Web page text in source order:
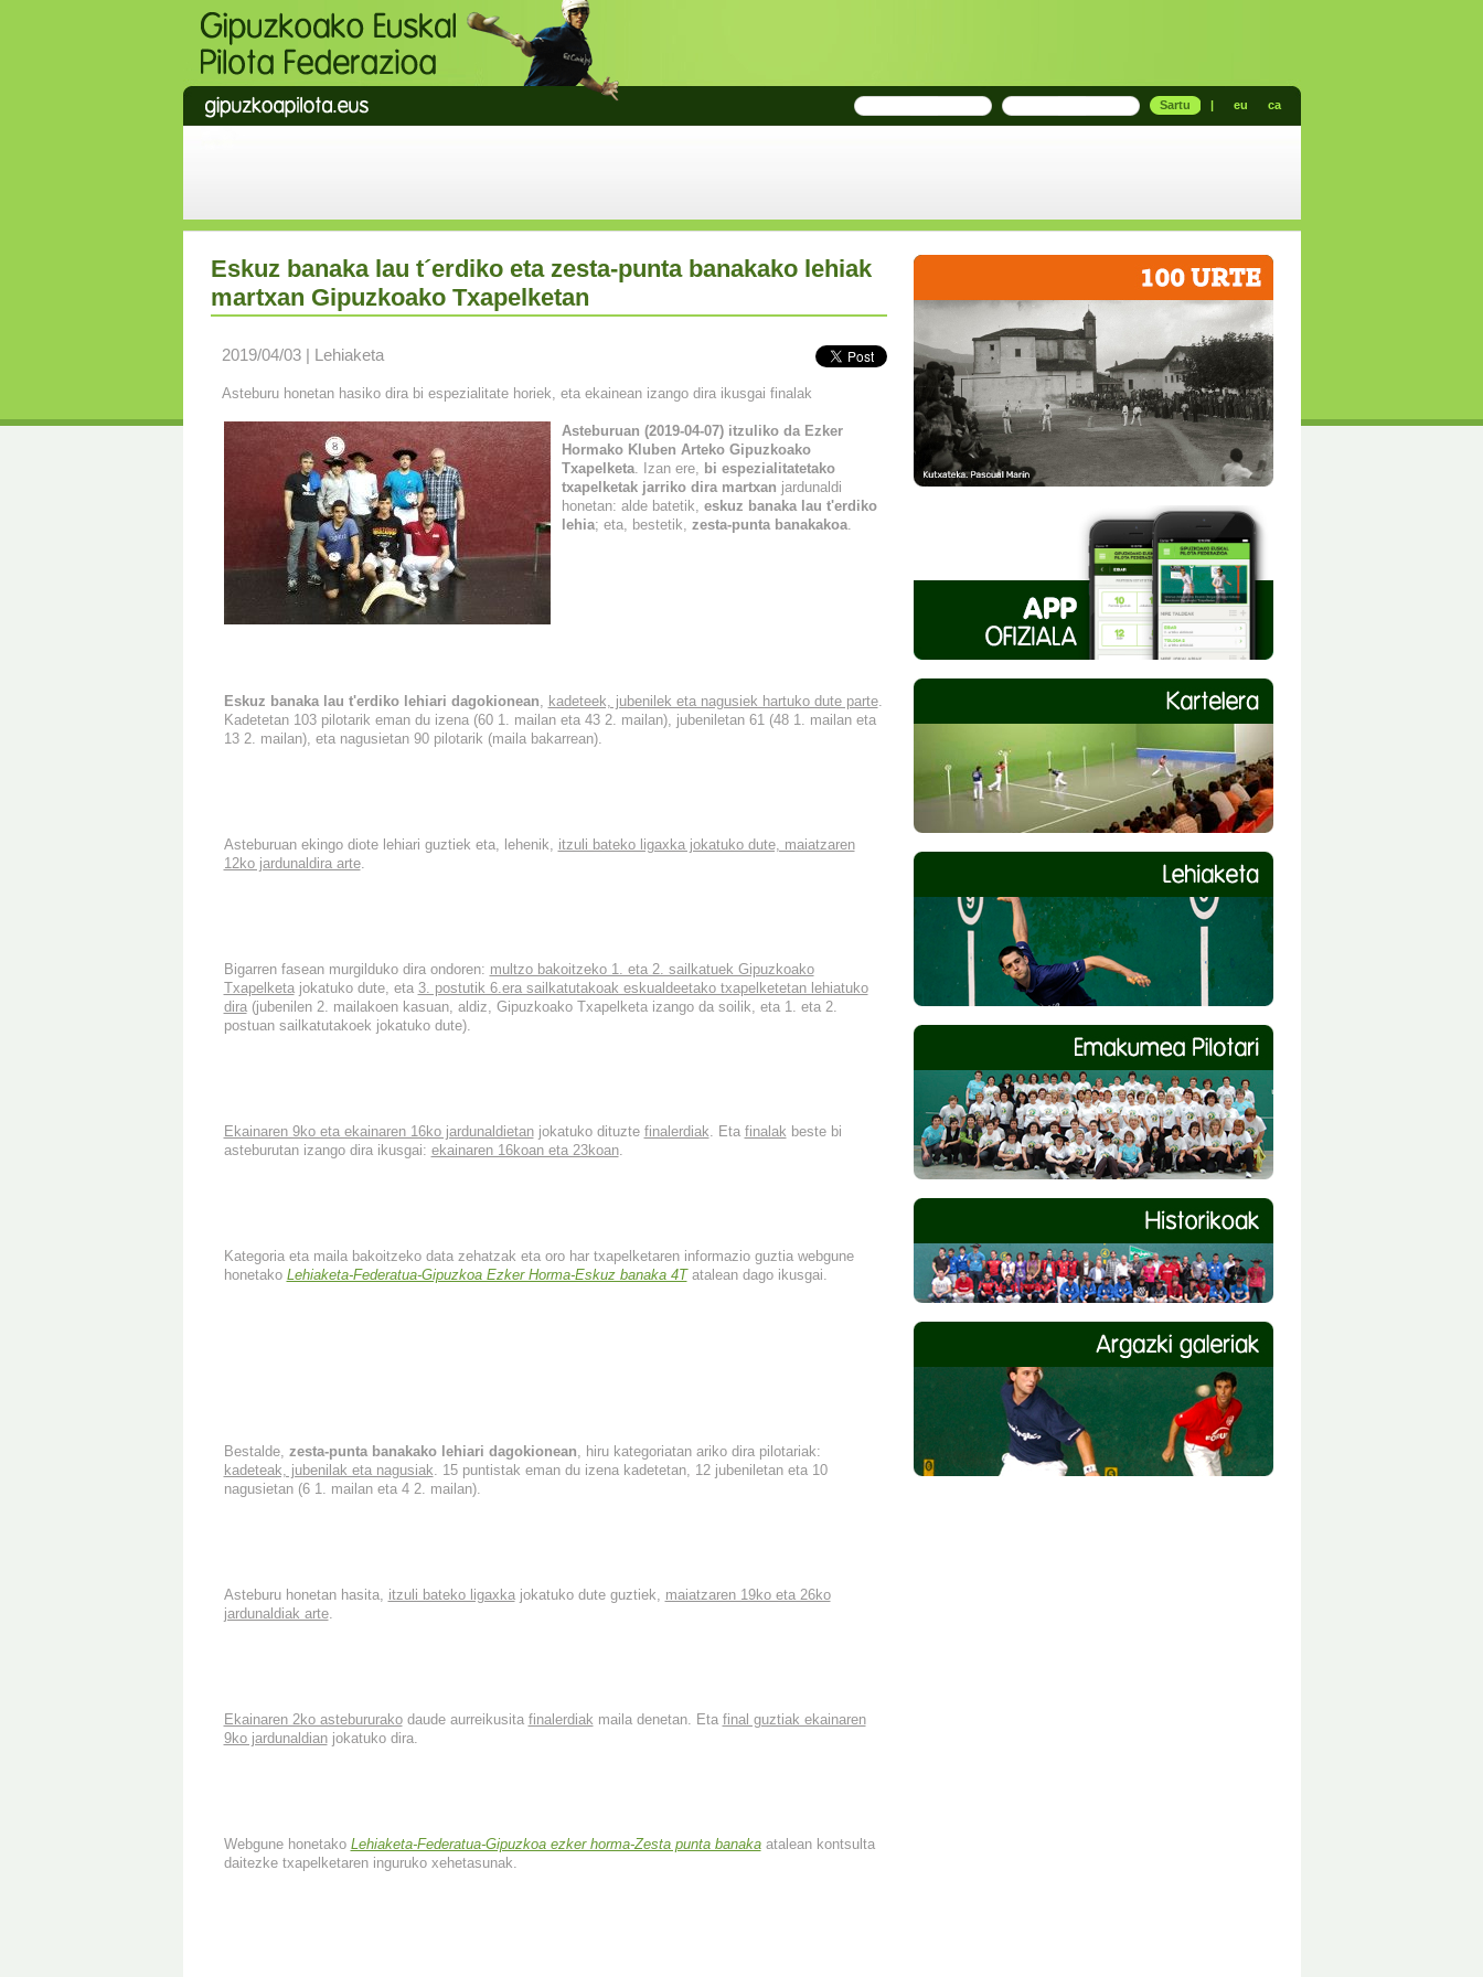
Sartu | eu ca
Eskuz banaka lau t´erdiko eta zesta-punta banakako lehiak
martxan Gipuzkoako Txapelketan
2019/04/03 | Lehiaketa
Asteburu honetan hasiko dira bi espezialitate horiek, eta ekainean izango dira ikusgai finalak
Asteburuan (2019-04-07) itzuliko da Ezker
Hormako Kluben Arteko Gipuzkoako
Txapelketa. Izan ere, bi espezialitatetako
txapelketak jarriko dira martxan jardunaldi
honetan: alde batetik, eskuz banaka lau t'erdiko
lehia; eta, bestetik, zesta-punta banakakoa.
Eskuz banaka lau t'erdiko lehiari dagokionean, kadeteek, jubenilek eta nagusiek hartuko dute parte.
Kadetetan 103 pilotarik eman du izena (60 1. mailan eta 43 2. mailan), jubeniletan 61 (48 1. mailan eta
13 2. mailan), eta nagusietan 90 pilotarik (maila bakarrean).
Asteburuan ekingo diote lehiari guztiek eta, lehenik, itzuli bateko ligaxka jokatuko dute, maiatzaren
12ko jardunaldira arte.
Bigarren fasean murgilduko dira ondoren: multzo bakoitzeko 1. eta 2. sailkatuek Gipuzkoako
Txapelketajokatuko dute, eta 3. postutik 6.era sailkatutakoak eskualdeetako txapelketetan lehiatuko
dira(jubenilen 2. mailakoen kasuan, aldiz, Gipuzkoako Txapelketa izango da soilik, eta 1. eta 2.
postuan sailkatutakoek jokatuko dute).
Ekainaren 9ko eta ekainaren 16ko jardunaldietanjokatuko dituzte finalerdiak. Eta finalak beste bi
asteburutan izango dira ikusgai: ekainaren 16koan eta 23koan.
Kategoria eta maila bakoitzeko data zehatzak eta oro har txapelketaren informazio guztia webgune
honetako Lehiaketa-Federatua-Gipuzkoa Ezker Horma-Eskuz banaka 4Tatalean dago ikusgai.
Bestalde, zesta-punta banakako lehiari dagokionean, hiru kategoriatan ariko dira pilotariak:
kadeteak, jubenilak eta nagusiak. 15 puntistak eman du izena kadetetan, 12 jubeniletan eta 10
nagusietan (6 1. mailan eta 4 2. mailan).
Asteburu honetan hasita, itzuli bateko ligaxkajokatuko dute guztiek, maiatzaren 19ko eta 26ko
jardunaldiak arte.
Ekainaren 2ko astebururakodaude aurreikusita finalerdiak maila denetan. Eta final guztiak ekainaren
9ko jardunaldianjokatuko dira.
Webgune honetako Lehiaketa-Federatua-Gipuzkoa ezker horma-Zesta punta banakaatalean kontsulta
daitezke txapelketaren inguruko xehetasunak.